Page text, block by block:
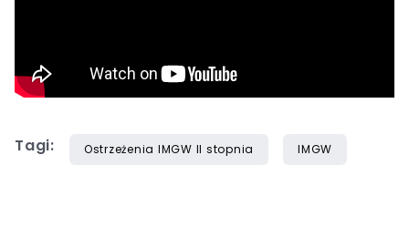
Tagi: Ostrzeżenia IMGW II stopnia IMGW